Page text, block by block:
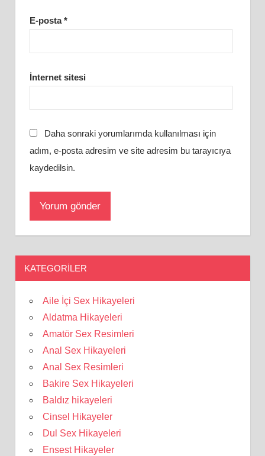
E-posta*
İnternet sitesi
Daha sonraki yorumlarımda kullanılması için
adım, e-posta adresim ve site adresim bu tarayıcıya
kaydedilsin.
KATEGORILER
Aile İçi Sex Hikayeleri
Aldatma Hikayeleri
Amatör Sex Resimleri
Anal Sex Hikayeleri
Anal Sex Resimleri
Bakire Sex Hikayeleri
Baldız hikayeleri
Cinsel Hikayeler
Dul Sex Hikayeleri
Ensest Hikayeler